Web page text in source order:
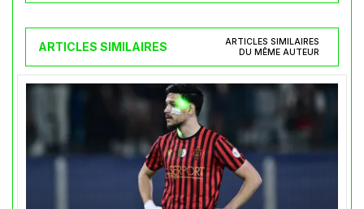
ARTICLES SIMILAIRES
ARTICLES SIMILAIRES
DU MÊME AUTEUR